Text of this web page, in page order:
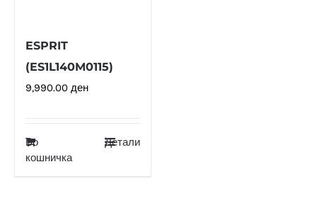
ESPRIT
(ES1L140M0115)
9,990.00 ден
Во
кошничка
Детали